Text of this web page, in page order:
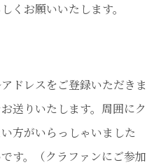
くお願いいたします。
ドレスをご登録いただきま
送りいたします。周囲にク
方がいらっしゃいました
す。（クラファンにご参加